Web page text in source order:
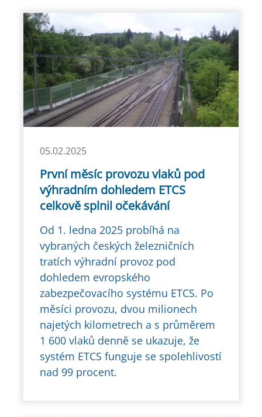
05.02.2025
První měsíc provozu vlaků pod
výhradním dohledem ETCS
celkově splnil očekávání
Od 1. ledna 2025 probíhá na
vybraných českých železničních
tratích výhradní provoz pod
dohledem evropského
zabezpečovacího systému ETCS. Po
měsíci provozu, dvou milionech
najetých kilometrech a s průměrem
1 600 vlaků denně se ukazuje, že
systém ETCS funguje se spolehlivostí
nad 99 procent.